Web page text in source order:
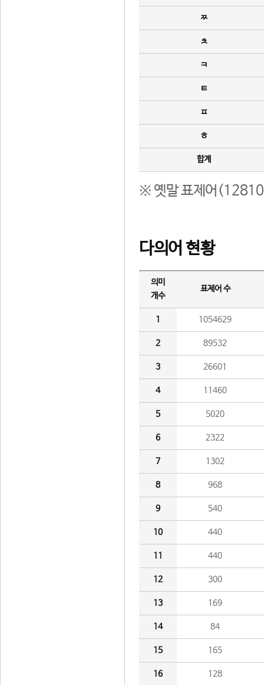
ㅉ
ㅊ
ㅋ
ㅌ
ㅍ
ㅎ
합계
※ 옛말 표제어(12810
다의어 현황
의미
개수
표제어 수
1 1054629
2 89532
3 26601
4 11460
5 5020
6 2322
7 1302
8 968
9 540
10 440
11 440
12 300
13 169
14 84
15 165
16 128